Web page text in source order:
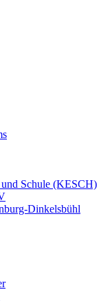
Schule (KESCH)
Dinkelsbühl